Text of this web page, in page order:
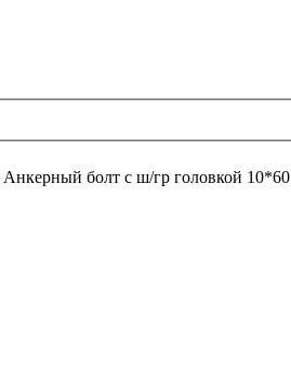
Анкерный болт с ш/гр головкой 10*60